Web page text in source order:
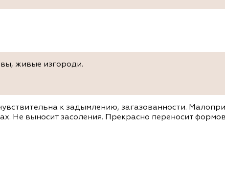
живые изгороди.
к задымлению, загазованности.
Не выносит засоления. Прекрасно переносит